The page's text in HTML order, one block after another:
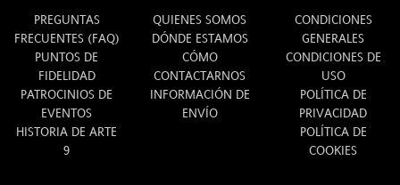
PREGUNTAS
FRECUENTES (FAQ)
PUNTOS DE
FIDELIDAD
PATROCINIOS DE
EVENTOS
HISTORIA DE ARTE
9
QUIENES SOMOS
DÓNDE ESTAMOS
CÓMO
CONTACTARNOS
INFORMACIÓN DE
ENVÍO
CONDICIONES
GENERALES
CONDICIONES DE
USO
POLÍTICA DE
PRIVACIDAD
POLÍTICA DE
COOKIES